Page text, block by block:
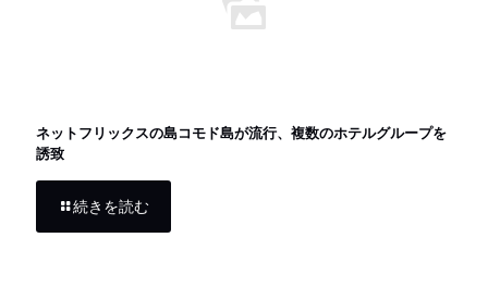
ネットフリックスの島コモド島が流行、複数のホテルグループを
誘致
続きを読む